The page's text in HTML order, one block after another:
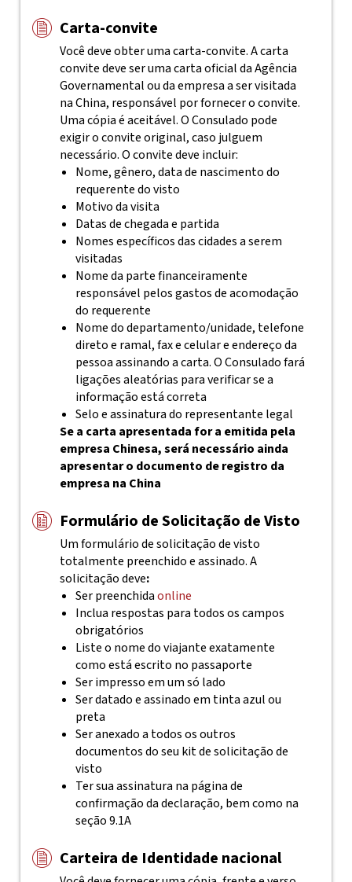
Carta-convite
Você deve obter uma carta-convite. A carta
convite deve ser uma carta oficial da Agência
Governamental ou da empresa a ser visitada
na China, responsável por fornecer o convite.
Uma cópia é aceitável. O Consulado pode
exigir o convite original, caso julguem
necessário. O convite deve incluir:
Nome, gênero, data de nascimento do
requerente do visto
Motivo da visita
Datas de chegada e partida
Nomes específicos das cidades a serem
visitadas
Nome da parte financeiramente
responsável pelos gastos de acomodação
do requerente
Nome do departamento/unidade, telefone
direto e ramal, fax e celular e endereço da
pessoa assinando a carta. O Consulado fará
ligações aleatórias para verificar se a
informação está correta
Selo e assinatura do representante legal
Se a carta apresentada for a emitida pela
empresa Chinesa, será necessário ainda
apresentar o documento de registro da
empresa na China
Formulário de Solicitação de Visto
Um formulário de solicitação de visto
totalmente preenchido e assinado.A
solicitação deve:
Ser preenchidaonline
Inclua respostas para todos os campos
obrigatórios
Liste o nome do viajante exatamente
como está escrito no passaporte
Ser impresso em um só lado
Ser datado e assinado em tinta azul ou
preta
Ser anexado a todos os outros
documentos do seu kit de solicitação de
visto
Ter sua assinatura na página de
confirmação da declaração, bem como na
seção 9.1A
Carteira de Identidade nacional